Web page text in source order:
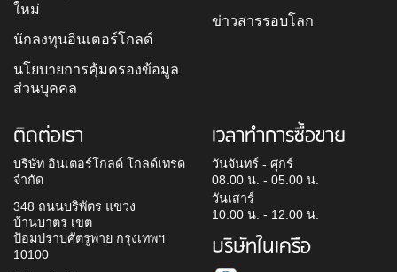
ใหม่
นักลงทุนอินเตอร์โกลด์
นโยบายการคุ้มครองข้อมูล
ส่วนบุคคล
ข่าวสารรอบโลก
ติดต่อเรา
บริษัท อินเตอร์โกลด์ โกลด์เทรด
จำกัด
348 ถนนบริพัตร แขวง
บ้านบาตร เขต
ป้อมปราบศัตรูพ่าย กรุงเทพฯ
10100
เวลาทำการซื้อขาย
วันจันทร์ - ศุกร์
08.00 น. - 05.00 น.
วันเสาร์
10.00 น. - 12.00 น.
บริษัทในเครือ